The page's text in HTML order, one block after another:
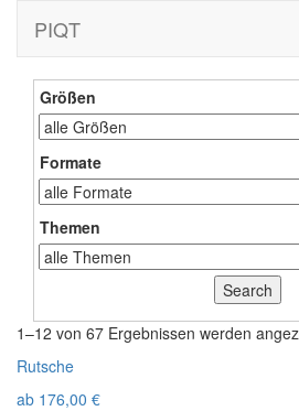
PIQT
Größen
Formate
Themen
1–12 von 67 Ergebnissen werden
Rutsche
ab 176,00 €